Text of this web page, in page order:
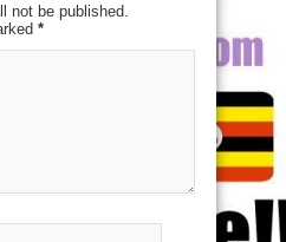
not be published.
*